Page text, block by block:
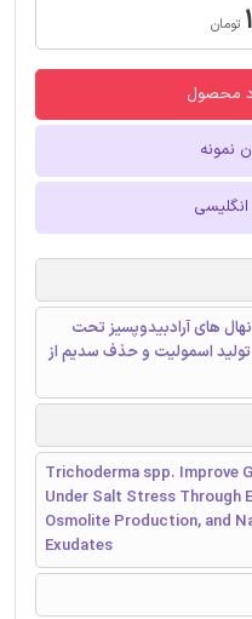
تومان
محصول
نمونه
انگلیسی
های آرادبیدوپسیز تحت
اسمولیت و حذف سدیم از
Trichoderma spp. Improve
Under Salt Stress Through
Osmolite Production, and
Exudates